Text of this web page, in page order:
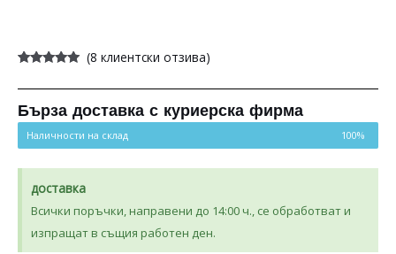
4.88от 5,
на
потребителски
оценки
(8 клиентски отзива)
Бърза доставка с куриерска фирма
Наличности на склад 100%
доставка
Всички поръчки, направени до 14:00 ч., се обработват и
изпращат в същия работен ден.